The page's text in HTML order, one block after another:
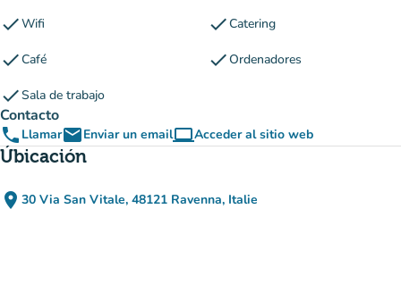
checkWifi checkCatering
checkCafé checkOrdenadores
checkSala de trabajo
Contacto
phone LlamaremailEnviar un emailcomputerAcceder al sitio web
(nueva pestaña)
Úbicación
place 30 Via San Vitale, 48121 Ravenna, Italie
(abrir en Google Maps)
(nueva pestaña)